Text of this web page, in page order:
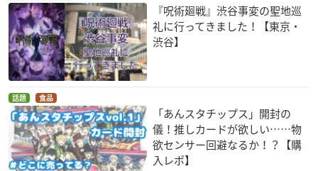
『呪術廻戦』渋谷事変の聖地巡
礼に行ってきました！【東京・
渋谷】
話題 食品
「あんスタチップス」開封の
儀！推しカードが欲しい……物
欲センサー回避なるか！？【購
入レポ】